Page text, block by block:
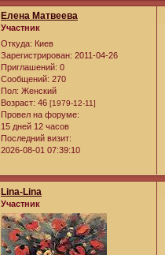
Елена Матвеева
Участник
Откуда: Киев
Зарегистрирован: 2011-04-26
Приглашений: 0
Сообщений: 270
Пол: Женский
Возраст: 46 [1979-12-11]
Провел на форуме:
15 дней 12 часов
Последний визит:
2026-08-01 07:39:10
Lina-Lina
Участник